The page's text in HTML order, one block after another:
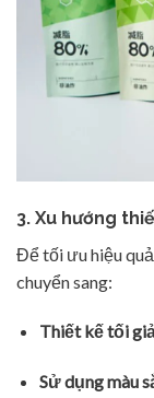
3. Xu hướng
Để tối ưu hiệu
chuyển sang:
Thiết kế tối
Sử dụng màu